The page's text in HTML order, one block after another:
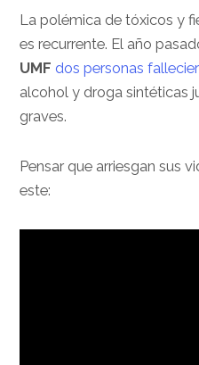
La polémica de tóxicos y
es recurrente. El año
UMF dos personas
alcohol y droga sintéticas
graves.
Pensar que arriesgan sus
este: